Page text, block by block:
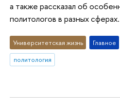
а также рассказал об
политологов в разных сферах.
Университетская жизнь Главное
политология